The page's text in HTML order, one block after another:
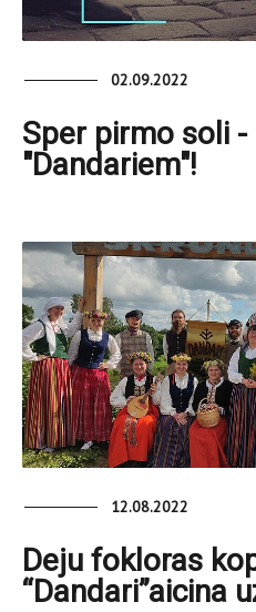
02.09.2022
Sper pirmo soli
"Dandariem"!
12.08.2022
Deju fokloras
“Dandari”aicina